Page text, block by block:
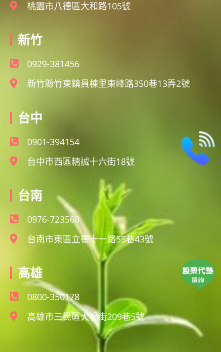
桃園市八德區大和路105號
新竹
0929-381456
新竹縣竹東鎮員棟里東峰路350巷13弄2號
台中
0901-394154
台中市西區精誠十六街18號
台南
0976-723560
台南市東區立德十一路55巷43號
高雄
0800-350178
高雄市三民區大福街209巷5號